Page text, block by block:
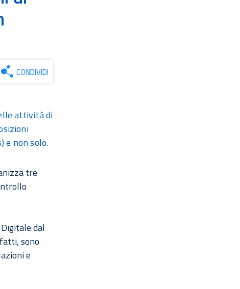
CONDIVIDI
attività di
e non solo.
tre
dal
sono
e